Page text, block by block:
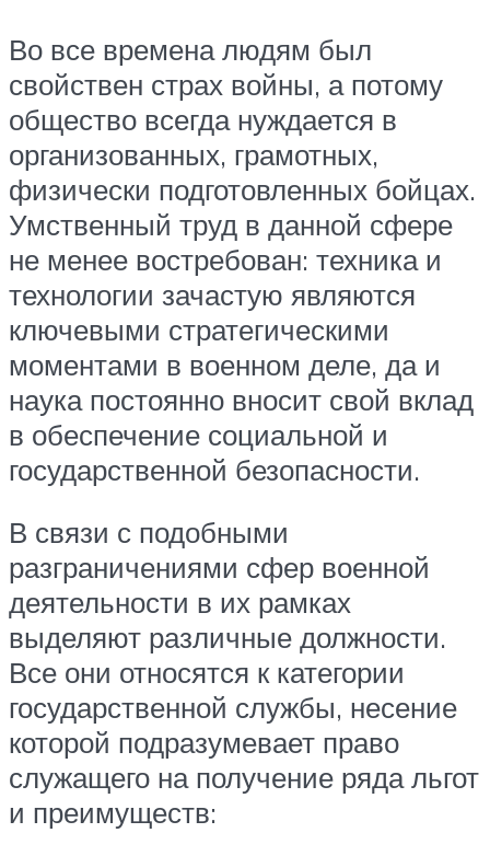
Во все времена людям был
свойствен страх войны, а потому
общество всегда нуждается в
организованных, грамотных,
физически подготовленных бойцах.
Умственный труд в данной сфере
не менее востребован: техника и
технологии зачастую являются
ключевыми стратегическими
моментами в военном деле, да и
наука постоянно вносит свой вклад
в обеспечение социальной и
государственной безопасности.
В связи с подобными
разграничениями сфер военной
деятельности в их рамках
выделяют различные должности.
Все они относятся к категории
государственной службы, несение
которой подразумевает право
служащего на получение ряда льгот
и преимуществ: